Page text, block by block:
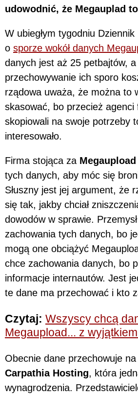
udowodnić, że Megauplad
W ubiegłym tygodniu Dziennik
o sporze wokół danych
danych jest aż 25 petbajtów,
przechowywanie ich sporo
rządowa uważa, że można to
skasować, bo przecież agenci
skopiowali na swoje potrzeby
interesowało.
Firma stojąca za Megaupload
tych danych, aby móc się
Słuszny jest jej argument, że
się tak, jakby chciał
dowodów w sprawie.
zachowania tych danych, bo
mogą one obciążyć
chce zachowania danych, bo
informacje internautów. Jest
te dane ma przechować i kto
Czytaj: Wszyscy chcą
Megaupload... z wyjątkiem
Obecnie dane przechowuje
Carpathia Hosting, która
wynagrodzenia.